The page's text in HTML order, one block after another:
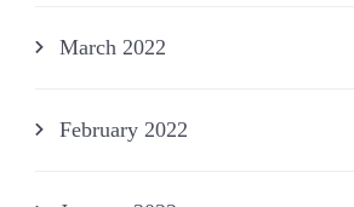
March 2022
February 2022